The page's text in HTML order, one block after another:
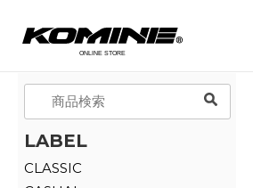
LABEL
CLASSIC